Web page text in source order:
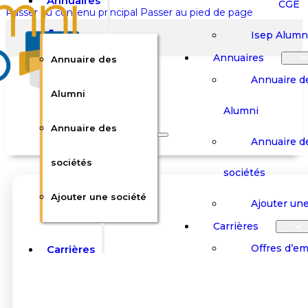
Passer au contenu principal Passer au pied de page
Rechercher sur le site
Rechercher
Panier
Annuaire des
Alumni
Annuaire des
sociétés
Ajouter une société
Carrières
CGE
Isep
Annuaires
Annuaire
Alumni
Annuaire
sociétés
Ajouter
Carrières
Offres